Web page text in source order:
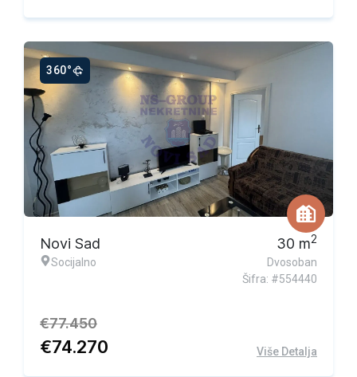
360°
Ekskluzivna ponuda
Novi Sad
Socijalno
30 m2
Dvosoban
Šifra: #554440
€77.450
€74.270 Više Detalja